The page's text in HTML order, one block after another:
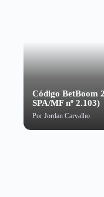
Código BetBoom
SPA/MF nº 2.103)
Por Jordan Carvalho